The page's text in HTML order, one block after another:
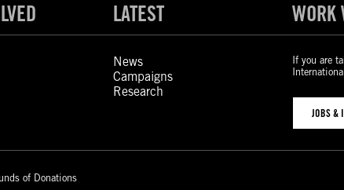
LATEST
News
Campaigns
Research
WORK
If you are
JOBS &
of Donations